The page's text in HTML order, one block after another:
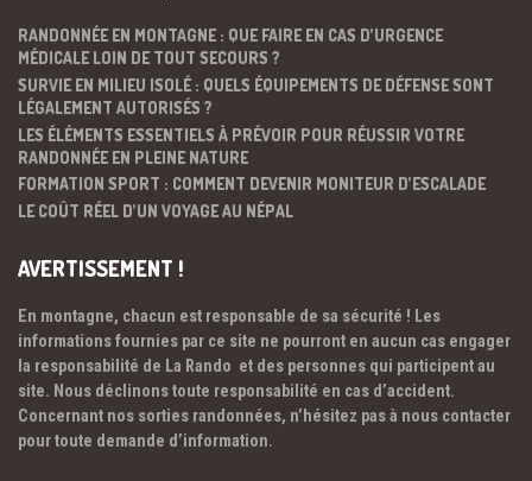
RANDONNÉE EN MONTAGNE : QUE FAIRE EN CAS D’URGENCE
MÉDICALE LOIN DE TOUT SECOURS ?
SURVIE EN MILIEU ISOLÉ : QUELS ÉQUIPEMENTS DE DÉFENSE SONT
LÉGALEMENT AUTORISÉS ?
LES ÉLÉMENTS ESSENTIELS À PRÉVOIR POUR RÉUSSIR VOTRE
RANDONNÉE EN PLEINE NATURE
FORMATION SPORT : COMMENT DEVENIR MONITEUR D’ESCALADE
LE COÛT RÉEL D’UN VOYAGE AU NÉPAL
AVERTISSEMENT !
En montagne, chacun est responsable de sa sécurité ! Les
informations fournies par ce site ne pourront en aucun cas engager
la responsabilité de La Rando et des personnes qui participent au
site. Nous déclinons toute responsabilité en cas d’accident.
Concernant nos sorties randonnées, n’hésitez pas à nous contacter
pour toute demande d’information.